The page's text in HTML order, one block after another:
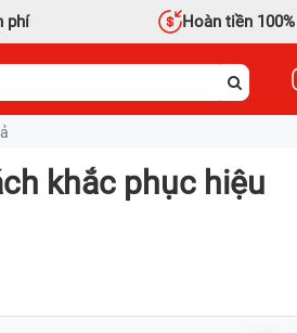
phí Hoàn tiền 100%
khắc phục hiệu